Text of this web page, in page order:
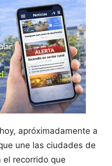
apróximadamente a
une las ciudades de
el recorrido que